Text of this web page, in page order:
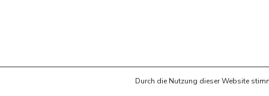
Durch die Nutzung dieser Website